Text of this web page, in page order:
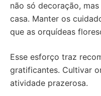
não só decoração,
casa. Manter os
que as orquídeas
Esse esforço traz
gratificantes. Cultivar
atividade prazerosa.